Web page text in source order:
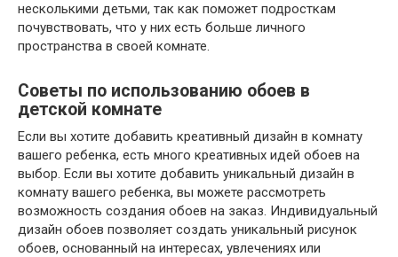
несколькими детьми, так как поможет подросткам
почувствовать, что у них есть больше личного
пространства в своей комнате.
Советы по использованию обоев в
детской комнате
Если вы хотите добавить креативный дизайн в комнату
вашего ребенка, есть много креативных идей обоев на
выбор. Если вы хотите добавить уникальный дизайн в
комнату вашего ребенка, вы можете рассмотреть
возможность создания обоев на заказ. Индивидуальный
дизайн обоев позволяет создать уникальный рисунок
обоев, основанный на интересах, увлечениях или